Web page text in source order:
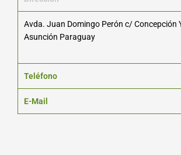
Avda. Juan Domingo Perón c/ Concepción
Asunción Paraguay
Teléfono
E-Mail